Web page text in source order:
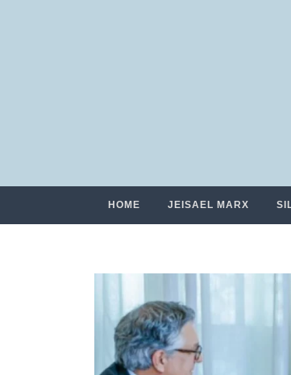
HOME JEISAEL MARX